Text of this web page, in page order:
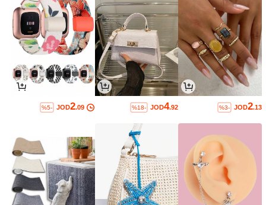
JOD2.13
%3-
JOD4.92
%18-
JOD2.09
%5-